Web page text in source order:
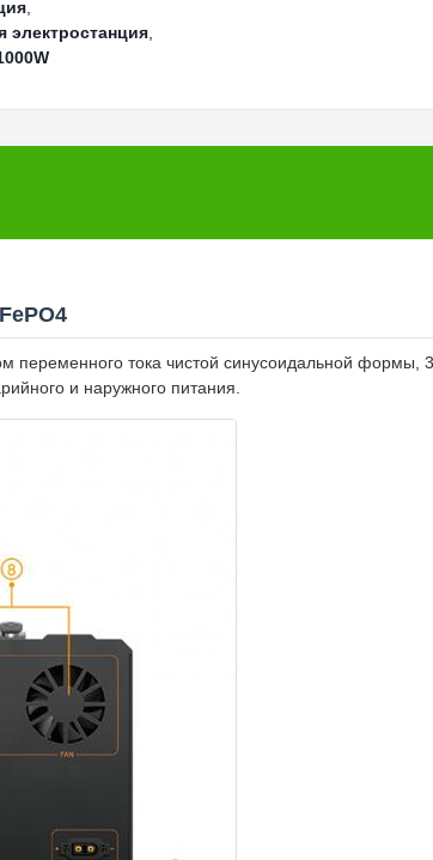
электростанция
переменного тока чистой синусоидальной формы, 3
и наружного питания.